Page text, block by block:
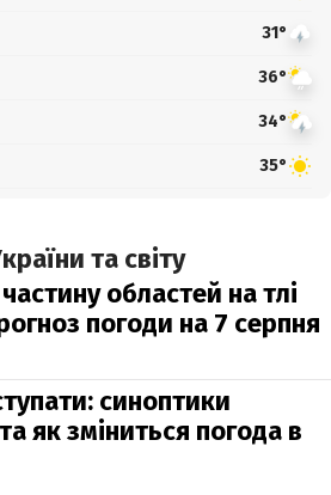
31°
36°
34°
35°
та світу
областей на тлі
погоди на 7 серпня
синоптики
як зміниться погода в